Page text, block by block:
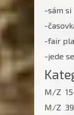
-sám
-
-fair
-jede
M/Z
M/Z